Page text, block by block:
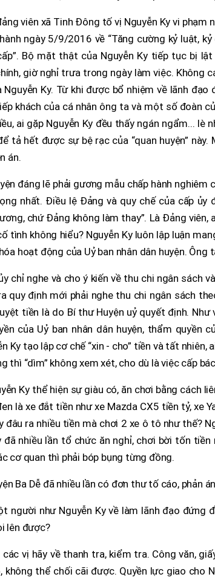
viên xã Tinh Đông tố vị Nguyễn Ky vi phạm
ngày 5/9/2016 về “Tăng cường kỷ luật,
Bộ mặt thật của Nguyễn Ky tiếp tục bị
giờ nghỉ trưa trong ngày làm việc. Không
Ky. Từ khi được bổ nhiệm về lãnh đạo
khách của cá nhân ông ta và một số đoàn
ai gặp Nguyễn Ky đều thấy ngán ngẩm... lè
tả hết được sự bệ rạc của “quan huyện” này.
án.
đáng lẽ phải gương mẫu chấp hành nghiêm
nhất. Điều lệ Đảng và quy chế của cấp ủy
chứ Đảng không làm thay”. Là Đảng viên,
tình không hiểu? Nguyễn Ky luôn lập luận
hoạt động của Uỷ ban nhân dân huyện.
chỉ nghe và cho ý kiến về thu chi ngân sách
quy định mới phải nghe thu chi ngân sách
tiền là do Bí thư Huyện uỷ quyết định. Như
của Uỷ ban nhân dân huyện, thẩm quyền
Ky tạo lập cơ chế “xin - cho” tiền và tất
thì “dìm” không xem xét, cho dù là việc cấp
Ky thể hiện sự giàu có, ăn chơi bằng cách
là xe đắt tiền như xe Mazda CX5 tiền tỷ, xe
đâu ra nhiều tiền mà chơi 2 xe ô tô như thế?
đã nhiều lần tổ chức ăn nghỉ, chơi bời tốn tiền
cơ quan thì phải bóp bụng từng đồng.
Ba Dễ đã nhiều lần có đơn thư tố cáo, phản
người như Nguyễn Ky về làm lãnh đạo đứng
lên được?
vị hãy về thanh tra, kiểm tra. Công văn,
không thể chối cãi được. Quyền lực giao cho